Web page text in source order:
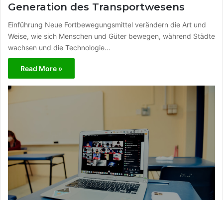
Generation des Transportwesens
Einführung Neue Fortbewegungsmittel verändern die Art und
Weise, wie sich Menschen und Güter bewegen, während Städte
wachsen und die Technologie…
Read More »